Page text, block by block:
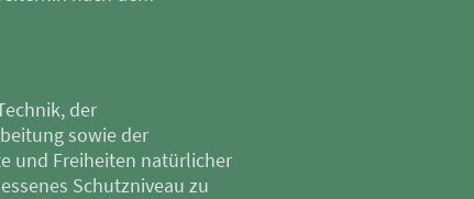
der
sowie der
und Freiheiten natürlicher
Schutzniveau zu